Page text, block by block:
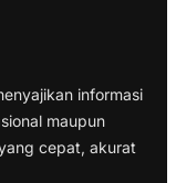
informasi
maupun
cepat, akurat